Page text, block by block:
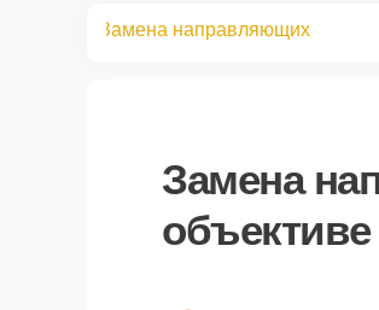
Замена направляющих
Замена